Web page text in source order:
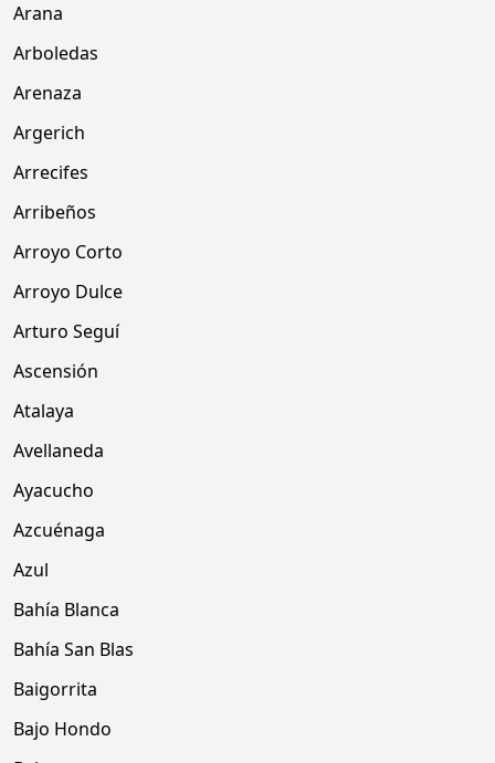
Arana
Arboledas
Arenaza
Argerich
Arrecifes
Arribeños
Arroyo Corto
Arroyo Dulce
Arturo Seguí
Ascensión
Atalaya
Avellaneda
Ayacucho
Azcuénaga
Azul
Bahía Blanca
Bahía San Blas
Baigorrita
Bajo Hondo